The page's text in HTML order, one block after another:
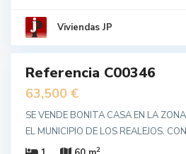
Viviendas JP
19
Referencia C00346
63,500 €
SE VENDE BONITA CASA EN LA
EL MUNICIPIO DE LOS REALEJOS.
2